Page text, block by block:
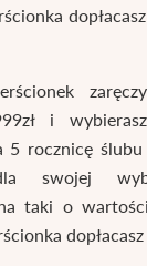
i
5 rocznicę
swojej
taki o